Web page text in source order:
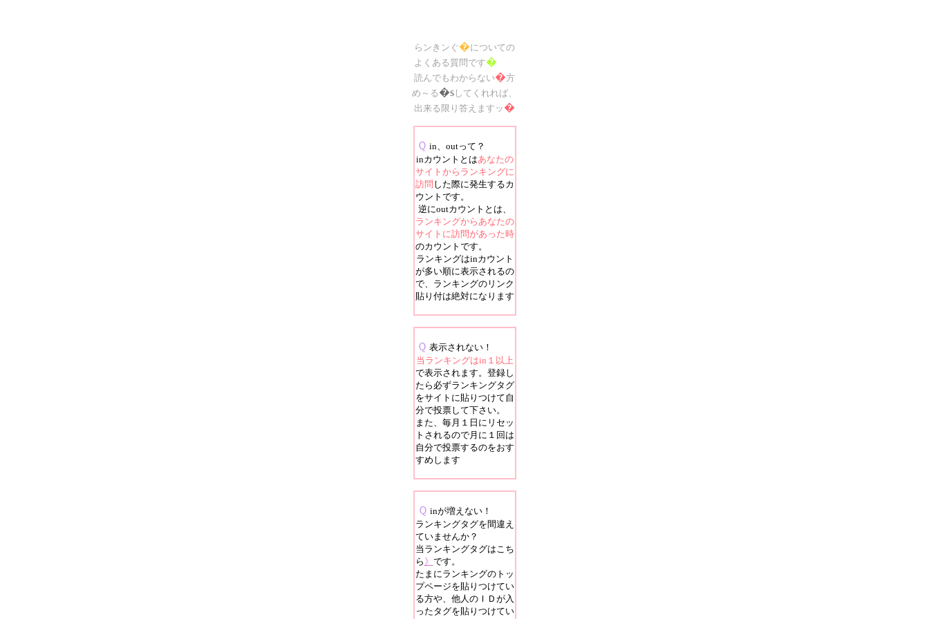
らンきンぐ�についての
よくある質問です�
読んでもわからない�方
め～る �s してくれれば、
出来る限り答えますッ �
Ｑ in、outって？
inカウントとはあなたの
サイトからランキングに
訪問 した際に発生するカ
ウントです。
逆にoutカウントとは、
ランキングからあなたの
サイトに訪問があった時
のカウントです。
ランキングはinカウント
が多い順に表示されるの
で、ランキングのリンク
貼り付は絶対になります
Ｑ 表示されない！
当ランキングはin１以上
で表示されます。登録し
たら必ずランキングタグ
をサイトに貼りつけて自
分で投票して下さい。
また、毎月１日にリセッ
トされるので月に１回は
自分で投票するのをおす
すめします
Ｑ inが増えない！
ランキングタグを間違え
ていませんか？
当ランキングタグはこち
ら 》 です。
たまにランキングのトッ
プページを貼りつけてい
る方や、他人のＩＤが入
ったタグを貼りつけてい